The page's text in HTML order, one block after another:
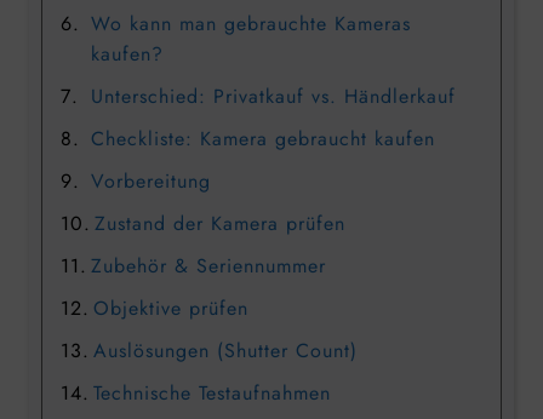
Wo kann man gebrauchte Kameras
kaufen?
Unterschied: Privatkauf vs. Händlerkauf
Checkliste: Kamera gebraucht kaufen
Vorbereitung
Zustand der Kamera prüfen
Zubehör & Seriennummer
Objektive prüfen
Auslösungen (Shutter Count)
Technische Testaufnahmen